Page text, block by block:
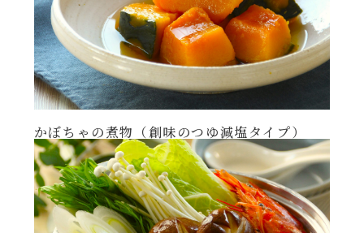
かぼちゃの煮物（創味のつゆ減塩タイプ）